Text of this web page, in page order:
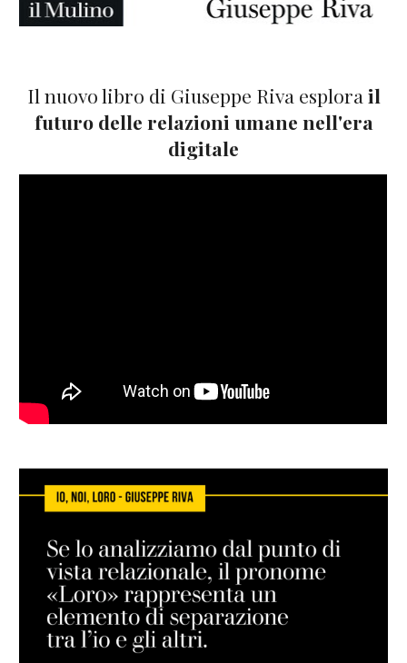
Il nuovo libro di Giuseppe Riva esplora il
futuro delle relazioni umane nell'era
digitale